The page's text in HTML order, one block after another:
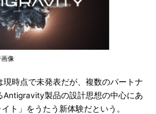
像
時点で未発表だが、複数のパートナ
Antigravity製品の設計思想の中心にあ
ト」をうたう新体験だという。